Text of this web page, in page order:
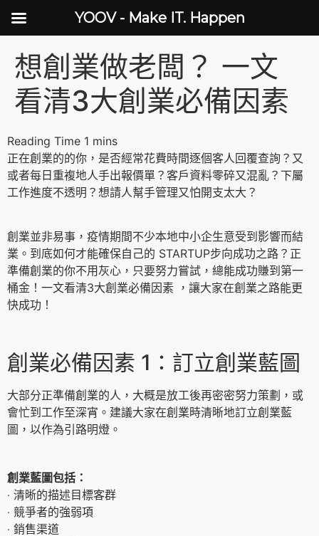
想創業做老闆？ 一文
看清3大創業必備因素
正在創業的的你，是否經常花費時間逐個客人回覆查詢？又
或者每日重複地人手出報價單？客戶資料零碎又混亂？下屬
工作進度不透明？想請人幫手管理又怕開支太大？
創業並非易事，疫情期間不少本地中小企生意受到影響而結
業。到底如何才能確保自己的 STARTUP步向成功之路？正
準備創業的你不用灰心，只要努力嘗試，總能成功賺到第一
桶金！一文看清3大創業必備因素 ，讓大家在創業之路能更
快成功！
創業必備因素 1：訂立創業藍圖
大部分正準備創業的人，大概是放工後再密密努力策劃，或
會忙到工作至深宵。建議大家在創業時清晰地訂立創業藍
圖，以作為引路明燈。
創業藍圖包括：
‧ 清晰的描述目標客群
‧ 競爭者的強弱項
‧ 銷售渠道
YOOV - Make IT. Happen